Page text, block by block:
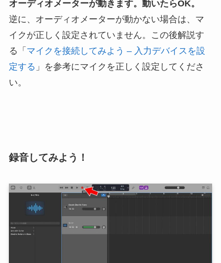
オーディオメーターが動きます。動いたらOK。
逆に、オーディオメーターが動かない場合は、マ
イクが正しく設定されていません。この後解説す
る「 マイクを接続してみよう – 入力デバイスを設
定する 」を参考にマイクを正しく設定してくださ
い。
録音してみよう！